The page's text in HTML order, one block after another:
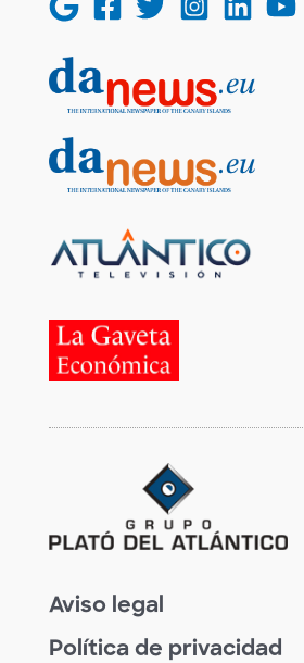
Aviso legal
Política de privacidad